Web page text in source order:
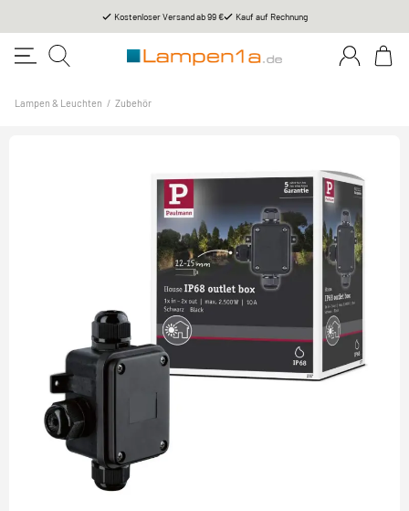
Kostenloser Versand ab 99 € Kauf auf Rechnung
Lampen & Leuchten / Zubehör